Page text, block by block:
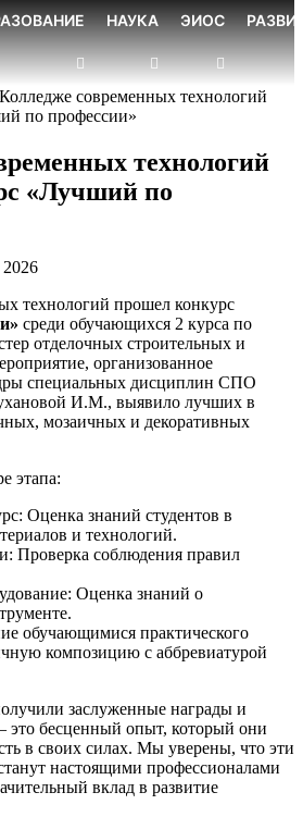
НАУКА ЭИОС
современных технологий
по профессии»
технологий
«Лучший по
технологий прошел конкурс
среди обучающихся 2 курса по
отделочных строительных и
организованное
специальных дисциплин СПО
И.М., выявило лучших в
мозаичных и декоративных
этапа:
Оценка знаний студентов в
и технологий.
Проверка соблюдения правил
Оценка знаний о
обучающимися практического
композицию с аббревиатурой
заслуженные награды и
это бесценный опыт, который они
в своих силах. Мы уверены, что эти
настоящими профессионалами
вклад в развитие